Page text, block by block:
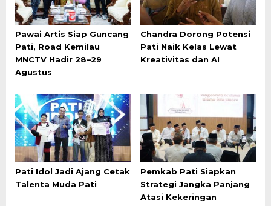
Pawai Artis Siap Guncang
Pati, Road Kemilau
MNCTV Hadir 28–29
Agustus
Chandra Dorong Potensi
Pati Naik Kelas Lewat
Kreativitas dan AI
Pati Idol Jadi Ajang Cetak
Talenta Muda Pati
Pemkab Pati Siapkan
Strategi Jangka Panjang
Atasi Kekeringan